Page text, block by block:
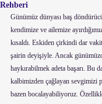
Rehberi
Günümüz dünyası baş
kendimize ve ailemize
kısaldı. Eskiden çirkindi dar
şairin deyişiyle. Ancak
haykırabilmek adeta başarı. Bu
kalbimizden çağlayan sevgimizi
bazen bocalayabiliyoruz.